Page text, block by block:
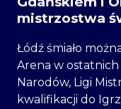
mistrzostwa
Łódź śmiało
Arena w ostatnich
Narodów, Ligi
kwalifikacji do